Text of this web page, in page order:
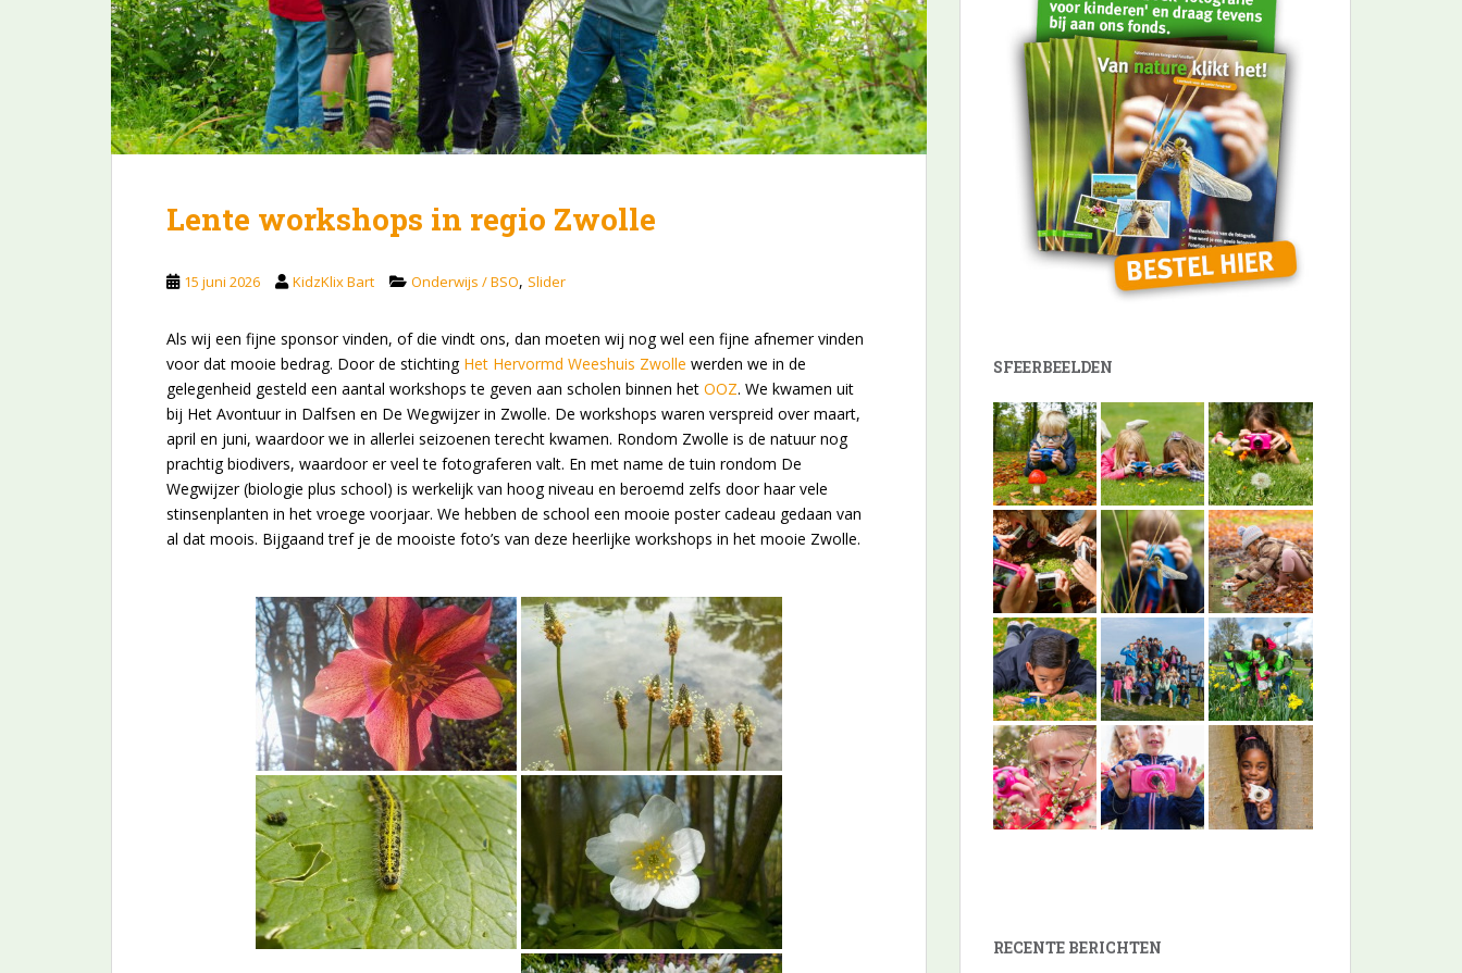
Lente workshops in regio Zwolle
15 juni 2026 KidzKlix Bart Onderwijs / BSO, Slider
Als wij een fijne sponsor vinden, of die vindt ons, dan moeten wij nog wel een fijne afnemer vinden
voor dat mooie bedrag. Door de stichting Het Hervormd Weeshuis Zwolle werden we in de
gelegenheid gesteld een aantal workshops te geven aan scholen binnen het OOZ. We kwamen uit
bij Het Avontuur in Dalfsen en De Wegwijzer in Zwolle. De workshops waren verspreid over maart,
april en juni, waardoor we in allerlei seizoenen terecht kwamen. Rondom Zwolle is de natuur nog
prachtig biodivers, waardoor er veel te fotograferen valt. En met name de tuin rondom De
Wegwijzer (biologie plus school) is werkelijk van hoog niveau en beroemd zelfs door haar vele
stinsenplanten in het vroege voorjaar. We hebben de school een mooie poster cadeau gedaan van
al dat moois. Bijgaand tref je de mooiste foto’s van deze heerlijke workshops in het mooie Zwolle.
SFEERBEELDEN
RECENTE BERICHTEN